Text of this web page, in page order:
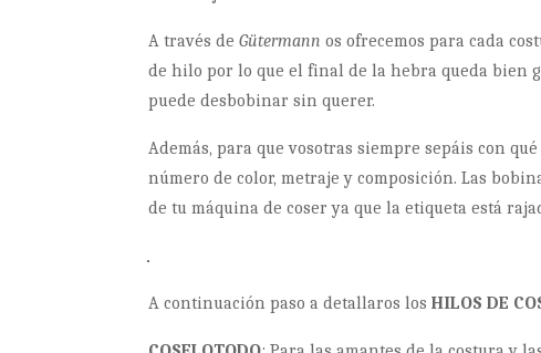
A través deGütermann os ofrecemos para cada
de hilo por lo que el final de la hebra queda bien
puede desbobinar sin querer.
Además, para que vosotras siempre sepáis con
número de color, metraje y composición. Las
de tu máquina de coser ya que la etiqueta está
A continuación paso a detallaros losHILOS DE